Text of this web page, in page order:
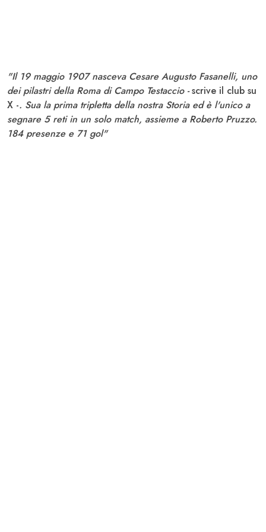
"Il 19 maggio 1907 nasceva Cesare Augusto Fasanelli, uno
dei pilastri della Roma di Campo Testaccio -scrive il club su
X -. Sua la prima tripletta della nostra Storia ed è l'unico a
segnare 5 reti in un solo match, assieme a Roberto Pruzzo.
184 presenze e 71 gol"